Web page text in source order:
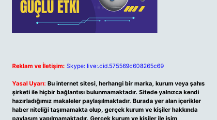
Reklam ve İletişim: Skype: live:.cid.575569c608265c69
Yasal Uyarı: Bu internet sitesi, herhangi bir marka, kurum veya şahıs
şirketi ile hiçbir bağlantısı bulunmamaktadır. Sitede yalnızca kendi
hazırladığımız makaleler paylaşılmaktadır. Burada yer alan içerikler
haber niteliği taşımamakta olup, gerçek kurum ve kişiler hakkında
paylaşım yapılmamaktadır. Gerçek kurum ve kişiler ile isim